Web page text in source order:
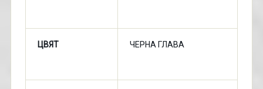
ЦВЯТ ЧЕРНА ГЛАВА